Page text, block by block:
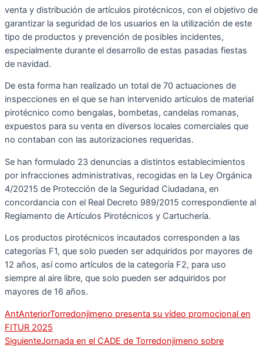
venta y distribución de artículos pirotécnicos, con el objetivo de
garantizar la seguridad de los usuarios en la utilización de este
tipo de productos y prevención de posibles incidentes,
especialmente durante el desarrollo de estas pasadas fiestas
de navidad.
De esta forma han realizado un total de 70 actuaciones de
inspecciones en el que se han intervenido artículos de material
pirotécnico como bengalas, bombetas, candelas romanas,
expuestos para su venta en diversos locales comerciales que
no contaban con las autorizaciones requeridas.
Se han formulado 23 denuncias a distintos establecimientos
por infracciones administrativas, recogidas en la Ley Orgánica
4/20215 de Protección de la Seguridad Ciudadana, en
concordancia con el Real Decreto 989/2015 correspondiente al
Reglamento de Artículos Pirotécnicos y Cartuchería.
Los productos pirotécnicos incautados corresponden a las
categorías F1, que solo pueden ser adquiridos por mayores de
12 años, así como artículos de la categoría F2, para uso
siempre al aire libre, que solo pueden ser adquiridos por
mayores de 16 años.
AntAnteriorTorredonjimeno presenta su vídeo promocional en
FITUR 2025
SiguienteJornada en el CADE de Torredonjimeno sobre